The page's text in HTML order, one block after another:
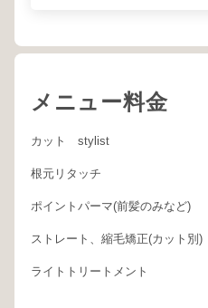
メニュー料金
カット stylist
根元リタッチ
ポイントパーマ(前髪のみなど)
ストレート、縮毛矯正(カット別)
ライトトリートメント